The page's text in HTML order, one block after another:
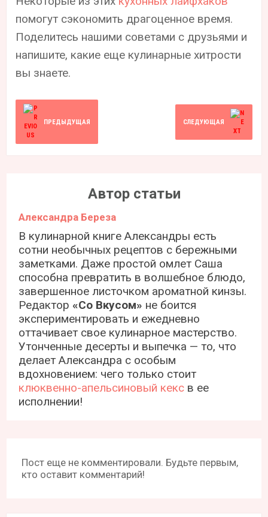
помогут сэкономить драгоценное время.
Поделитесь нашими советами с друзьями и
напишите, какие еще кулинарные хитрости
вы знаете.
ПРЕДЫДУЩАЯ СЛЕДУЮЩАЯ
Автор статьи
Александра Береза
В кулинарной книге Александры есть
сотни необычных рецептов с бережными
заметками. Даже простой омлет Саша
способна превратить в волшебное блюдо,
завершенное листочком ароматной кинзы.
Редактор«Со Вкусом» не боится
экспериментировать и ежедневно
оттачивает свое кулинарное мастерство.
Утонченные десерты и выпечка — то, что
делает Александра с особым
вдохновением: чего только стоит
клюквенно-апельсиновый кекс в ее
исполнении!
Пост еще не комментировали. Будьте первым,
кто оставит комментарий!